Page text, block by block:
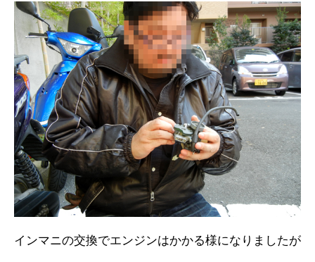
インマニの交換でエンジンはかかる様になりましたが